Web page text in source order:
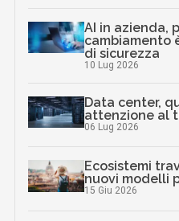
AI in azienda,
cambiamento
di sicurezza
10 Lug 2026
Data center,
attenzione al
06 Lug 2026
Ecosistemi
nuovi modelli
15 Giu 2026